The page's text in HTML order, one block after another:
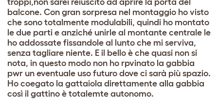
balcone. Con gran sorpresa nel montaggio ho visto
che sono totalmente modulabili, quindi ho montato
le due parti e anziché unirle al montante centrale le
ho addossate fissandole al lunto che mi serviva,
senza tagliare niente. E il bello è che quasi non si
nota, in questo modo non ho rpvinato la gabbia
pwr un eventuale uso futuro dove ci sarà più spazio.
Ho coegato la gattaiola direttamente alla gabbia
così il gattino è totalemte autonomo.